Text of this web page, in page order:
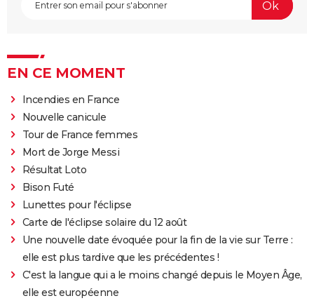
EN CE MOMENT
Incendies en France
Nouvelle canicule
Tour de France femmes
Mort de Jorge Messi
Résultat Loto
Bison Futé
Lunettes pour l'éclipse
Carte de l'éclipse solaire du 12 août
Une nouvelle date évoquée pour la fin de la vie sur Terre :
elle est plus tardive que les précédentes !
C'est la langue qui a le moins changé depuis le Moyen Âge,
elle est européenne